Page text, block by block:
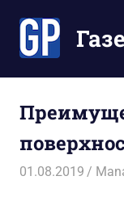
содержимому
Ваше
время
01.08.2019